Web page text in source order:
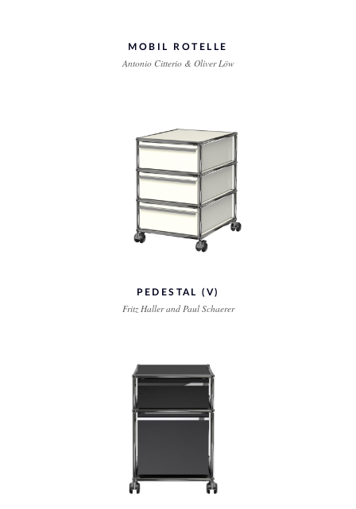
MOBIL ROTELLE
Antonio Citterio & Oliver Löw
PEDESTAL (V)
Fritz Haller and Paul Schaerer